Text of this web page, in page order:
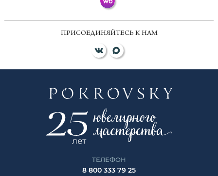
ПРИСОЕДИНЯЙТЕСЬ К НАМ
ТЕЛЕФОН
8 800 333 79 25